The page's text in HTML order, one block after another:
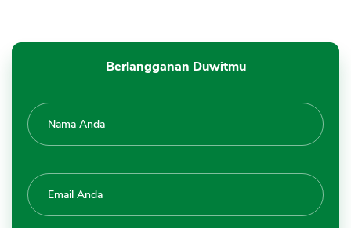
Berlangganan Duwitmu